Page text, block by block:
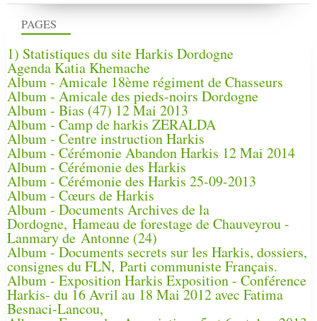
PAGES
1) Statistiques du site Harkis Dordogne
Agenda Katia Khemache
Album - Amicale 18ème régiment de Chasseurs
Album - Amicale des pieds-noirs Dordogne
Album - Bias (47) 12 Mai 2013
Album - Camp de harkis ZERALDA
Album - Centre instruction Harkis
Album - Cérémonie Abandon Harkis 12 Mai 2014
Album - Cérémonie des Harkis
Album - Cérémonie des Harkis 25-09-2013
Album - Cœurs de Harkis
Album - Documents Archives de la
Dordogne, Hameau de forestage de Chauveyrou -
Lanmary de Antonne (24)
Album - Documents secrets sur les Harkis, dossiers,
consignes du FLN, Parti communiste Français.
Album - Exposition Harkis Exposition - Conférence
Harkis- du 16 Avril au 18 Mai 2012 avec Fatima
Besnaci-Lancou,